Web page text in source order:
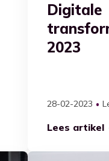
Digitale
2023
28-02-2023
Lees artikel